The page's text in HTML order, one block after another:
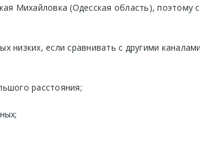
Михайловка (Одесская область),
если сравнивать с другими
расстояния;